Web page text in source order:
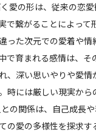
愛の形は、従来の恋
で繋がることによって
った次元での愛着や情
で育まれる感情は、そ
、深い思いやりや愛情
時には厳しい現実か
の関係は、自己成長
の愛の多様性を探求す